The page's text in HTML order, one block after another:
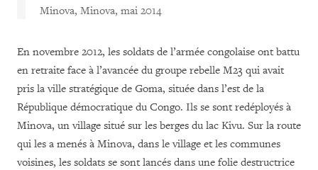
Minova, Minova, mai 2014
En novembre 2012, les soldats de l’armée congolaise ont battu
en retraite face à l’avancée du groupe rebelle M23 qui avait
pris la ville stratégique de Goma, située dans l’est de la
République démocratique du Congo. Ils se sont redéployés à
Minova, un village situé sur les berges du lac Kivu. Sur la route
qui les a menés à Minova, dans le village et les communes
voisines, les soldats se sont lancés dans une folie destructrice